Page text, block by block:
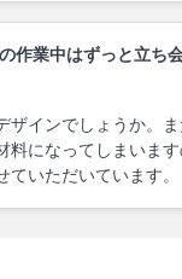
作業中はずっと立ち
ザインでしょうか。
料になってしまいま
ていただいています。